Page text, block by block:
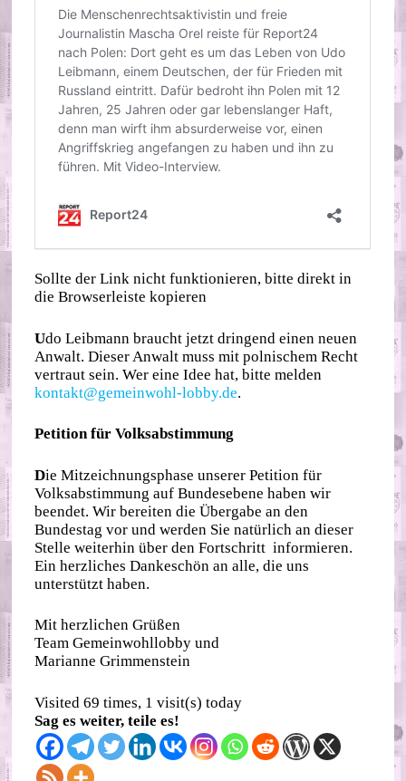
Sollte der Link nicht funktionieren, bitte direkt in
die Browserleiste kopieren
Udo Leibmann braucht jetzt dringend einen neuen
Anwalt. Dieser Anwalt muss mit polnischem Recht
vertraut sein. Wer eine Idee hat, bitte melden
kontakt@gemeinwohl-lobby.de.
Petition für Volksabstimmung
Die Mitzeichnungsphase unserer Petition für
Volksabstimmung auf Bundesebene haben wir
beendet. Wir bereiten die Übergabe an den
Bundestag vor und werden Sie natürlich an dieser
Stelle weiterhin über den Fortschritt informieren.
Ein herzliches Dankeschön an alle, die uns
unterstützt haben.
Mit herzlichen Grüßen
Team Gemeinwohllobby und
Marianne Grimmenstein
Visited 69 times, 1 visit(s) today
Sag es weiter, teile es!